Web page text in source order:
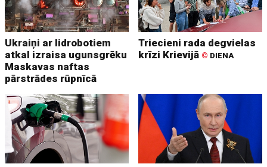
Ukraiņi ar lidrobotiem
atkal izraisa ugunsgrēku
Maskavas naftas
pārstrādes rūpnīcā
Triecieni rada degvielas
krīzi Krievijā © DIENA